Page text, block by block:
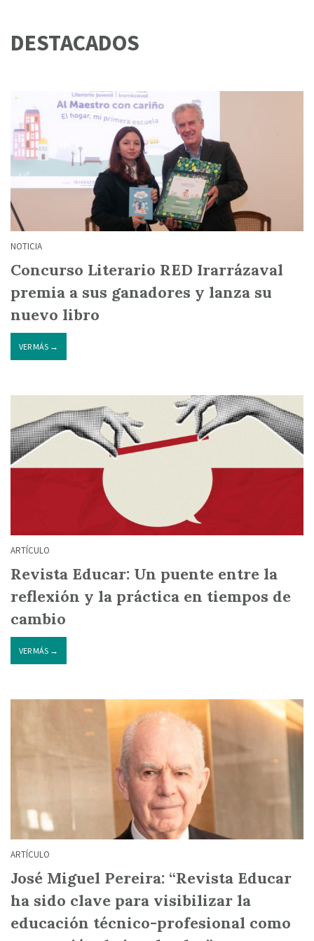
DESTACADOS
NOTICIA
Concurso Literario RED Irarrázaval
premia a sus ganadores y lanza su
nuevo libro
VER MÁS →
ARTÍCULO
Revista Educar: Un puente entre la
reflexión y la práctica en tiempos de
cambio
VER MÁS →
ARTÍCULO
José Miguel Pereira: “Revista Educar
ha sido clave para visibilizar la
educación técnico-profesional como